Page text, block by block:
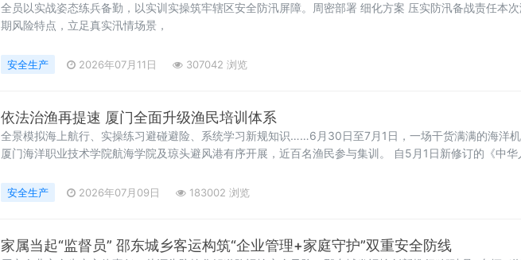
全员以实战姿态练兵备勤，以实训实操筑牢辖区安全防汛屏障。周密部署 细化方案 压实防汛备战责任本
期风险特点，立足真实汛情场景，
安全生产 2026年07月11日 307042 浏览
依法治渔再提速 厦门全面升级渔民培训体系
全景模拟海上航行、实操练习避碰避险、系统学习新规知识……6月30日至7月1日，一场干货满满的海洋
厦门海洋职业技术学院航海学院及琼头避风港有序开展，近百名渔民参与集训。 自5月1日新修订的《中华人民共和国渔业
市海洋与渔
安全生产 2026年07月09日 183002 浏览
家属当起“监督员” 邵东城乡客运构筑“企业管理+家庭守护”双重安全防线